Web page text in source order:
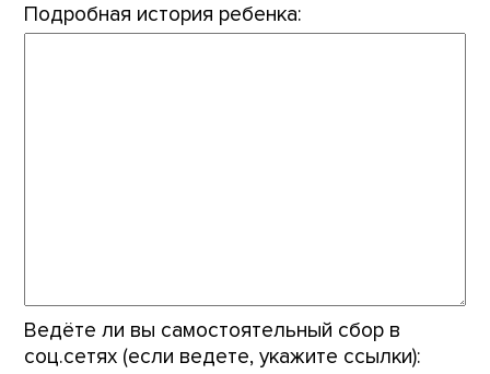
Подробная история ребенка:
Ведёте ли вы самостоятельный сбор в
соц.сетях (если ведете, укажите ссылки):